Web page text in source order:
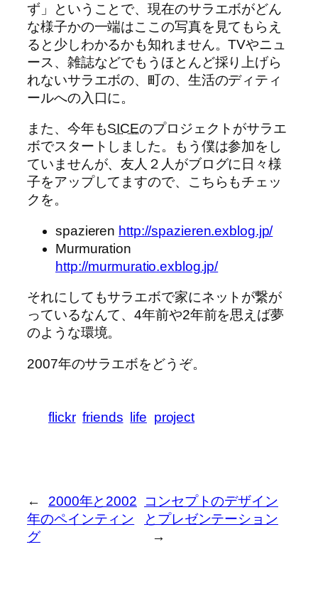
ず」ということで、現在のサラエボがどん
な様子かの一端はここの写真を見てもらえ
ると少しわかるかも知れません。TVやニュ
ース、雑誌などでもうほとんど採り上げら
れないサラエボの、町の、生活のディティ
ールへの入口に。
また、今年もSICEのプロジェクトがサラエ
ボでスタートしました。もう僕は参加をし
ていませんが、友人２人がブログに日々様
子をアップしてますので、こちらもチェッ
クを。
spazieren http://spazieren.exblog.jp/
Murmuration
http://murmuratio.exblog.jp/
それにしてもサラエボで家にネットが繋が
っているなんて、4年前や2年前を思えば夢
のような環境。
2007年のサラエボをどうぞ。
flickr friends life project
←
2000年と2002
年のペインティン
グ
コンセプトのデザイン
とプレゼンテーション
→